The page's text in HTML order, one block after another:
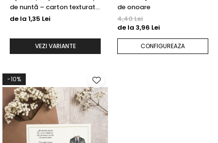
de nuntă – carton texturat,
sidefat și calc vellum
de la 1,35 Lei
VEZI VARIANTE
de onoare
4,40 Lei
de la 3,96 Lei
CONFIGUREAZA
-10%